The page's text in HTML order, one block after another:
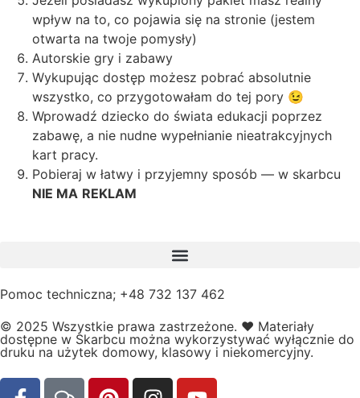
wpływ na to, co pojawia się na stronie (jestem
otwarta na twoje pomysły)
Autorskie gry i zabawy
Wykupując dostęp możesz pobrać absolutnie
wszystko, co przygotowałam do tej pory 😉
Wprowadź dziecko do świata edukacji poprzez
zabawę, a nie nudne wypełnianie nieatrakcyjnych
kart pracy.
Pobieraj w łatwy i przyjemny sposób — w skarbcu
NIE MA REKLAM
Pomoc techniczna; +48 732 137 462
© 2025 Wszystkie prawa zastrzeżone. ❤️ Materiały
dostępne w Skarbcu można wykorzystywać wyłącznie do
druku na użytek domowy, klasowy i niekomercyjny.